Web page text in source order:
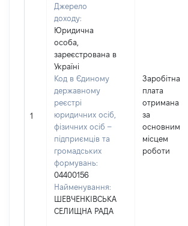
1
Джерело
доходу:
Юридична
особа,
зареєстрована в
Україні
Код в Єдиному
державному
реєстрі
юридичних осіб,
фізичних осіб –
підприємців та
громадських
формувань:
04400156
Найменування:
ШЕВЧЕНКІВСЬКА
СЕЛИЩНА РАДА
Заробітна
плата
отримана
за
основним
місцем
роботи